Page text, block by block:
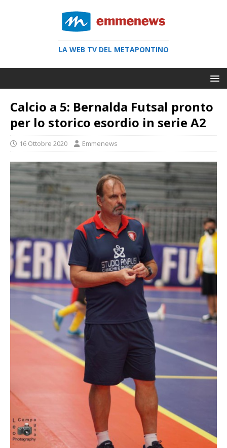
LA WEB TV DEL METAPONTINO
Calcio a 5: Bernalda Futsal pronto
per lo storico esordio in serie A2
16 Ottobre 2020 Emmenews